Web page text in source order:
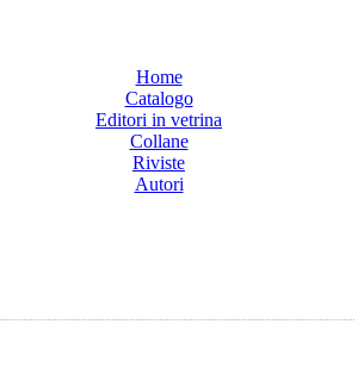
Home
Catalogo
Editori in vetrina
Collane
Riviste
Autori